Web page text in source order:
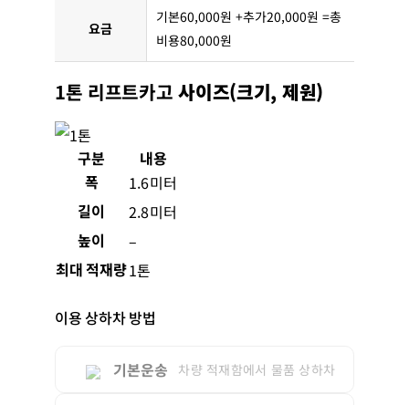
요금
기본60,000원 +추가20,000원 =총
비용80,000원
1톤 리프트카고사이즈(크기, 제원)
구분
내용
폭
1.6미터
길이
2.8미터
높이
–
최대 적재량1톤
이용 상하차 방법
기본운송 차량 적재함에서 물품 상하차